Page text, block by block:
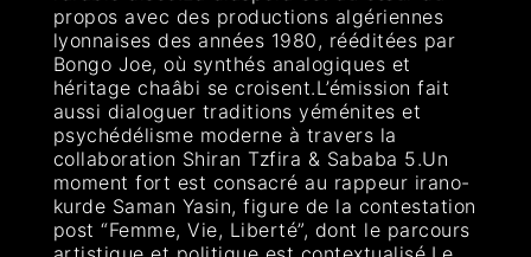
propos avec des productions algériennes
lyonnaises des années 1980, rééditées par
Bongo Joe, où synthés analogiques et
héritage chaâbi se croisent.L’émission fait
aussi dialoguer traditions yéménites et
psychédélisme moderne à travers la
collaboration Shiran Tzfira & Sababa 5.Un
moment fort est consacré au rappeur irano-
kurde Saman Yasin, figure de la contestation
post “Femme, Vie, Liberté”, dont le parcours